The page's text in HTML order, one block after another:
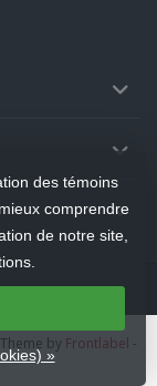
des témoins
comprendre
de notre site,
»
by Frontlabel -